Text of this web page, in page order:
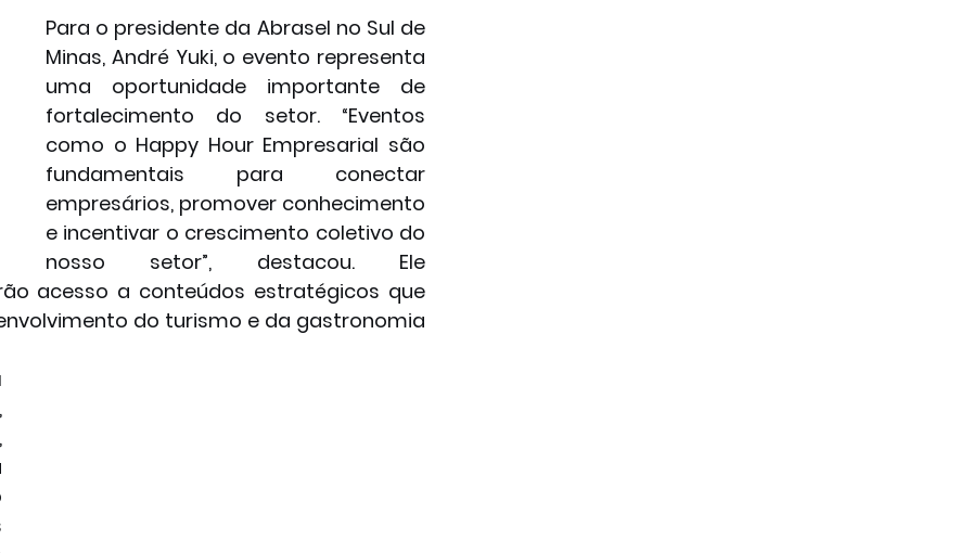
Para o presidente da Abrasel no Sul de
Minas, André Yuki, o evento representa
uma oportunidade importante de
fortalecimento do setor. “Eventos
como o Happy Hour Empresarial são
fundamentais para conectar
empresários, promover conhecimento
e incentivar o crescimento coletivo do
nosso setor”, destacou. Ele
acesso a conteúdos estratégicos que
do turismo e da gastronomia